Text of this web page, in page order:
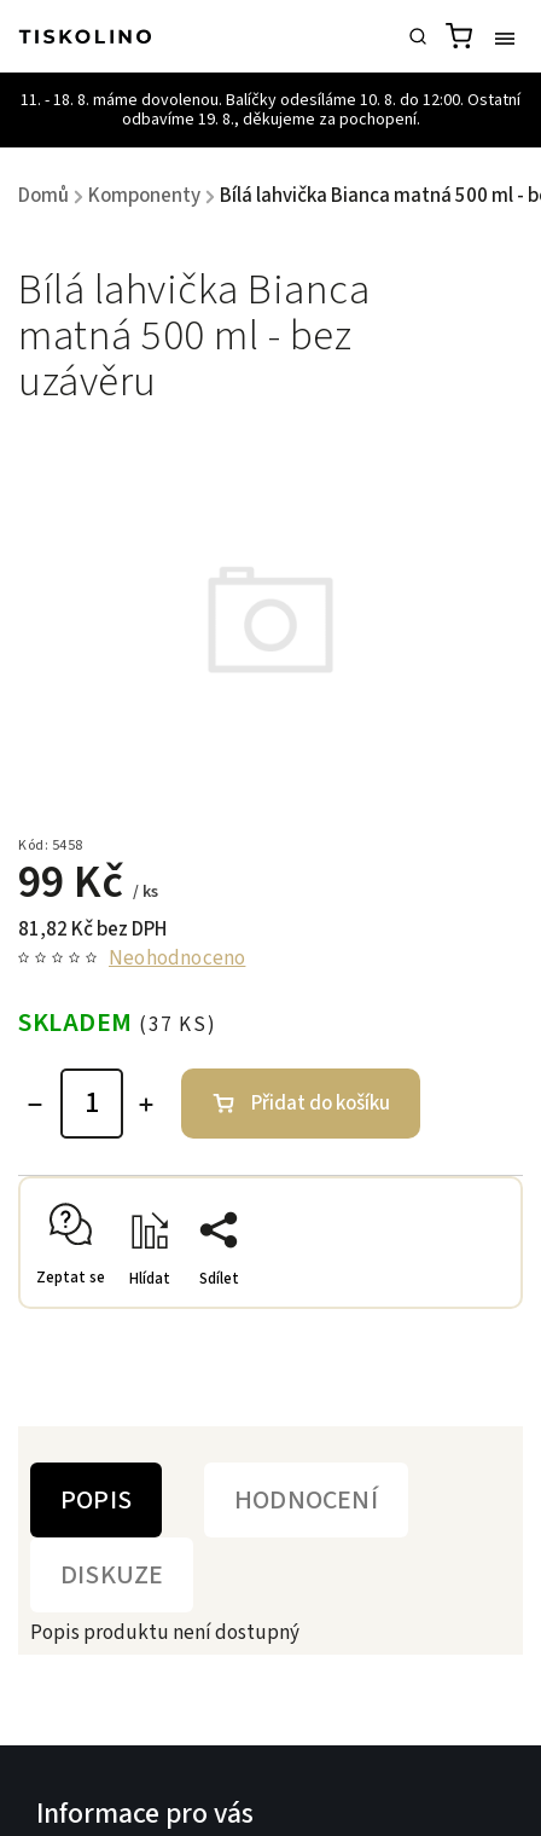
Domů / Komponenty / Bílá lahvička Bianca matná 500 ml -
Bílá lahvička Bianca
matná 500 ml - bez
uzávěru
Kód: 5458
99 Kč / ks
81,82 Kč bez DPH
Neohodnoceno
SKLADEM (37 KS)
Přidat do košíku
Zeptat se Hlídat Sdílet
POPIS
HODNOCENÍ
DISKUZE
Popis produktu není dostupný
Informace pro vás